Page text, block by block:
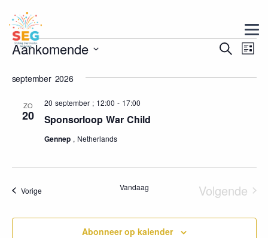
Zoeken
Lijst
Aankomende
een
september 2026
ZO
20 Sponsorloop War Child
20 september ; 12:00 - 17:00
Gennep , Netherlands
VorigeEvenementen Vandaag
Volgende
Abonneer op kalender